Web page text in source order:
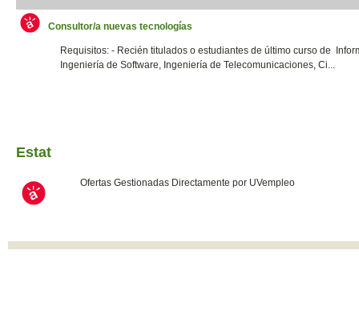
Consultor/a nuevas tecnologías
Requisitos: - Recién titulados o estudiantes de último curso de
Ingeniería de Software, Ingeniería de Telecomunicaciones, Ci...
Estat
Ofertas Gestionadas Directamente por UVempleo